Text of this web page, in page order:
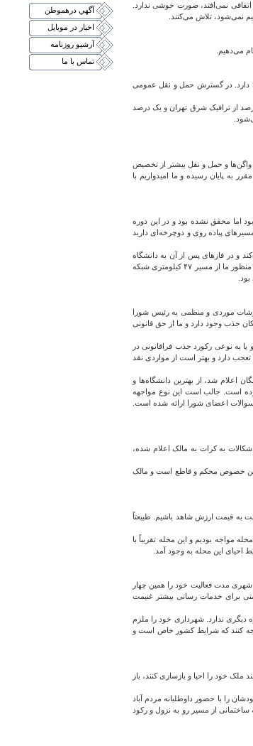
آگهي درهموطن
اخبار در موبايل
آرشيو روزنامه
تماس با ما
نمی‌افتد، صورت خوشی ندارد.
نمی‌شود، تلاش می‌کنند.
می‌دهیم.
دارد. در گسترش حمل و نقل عمومی
درصد از ترافیک شرق تهران و یک درصد
واگن‌ها و حمل و نقل بیشتر از تخصیص
به پایان رسیده و ما امیدواریم با
مطرح شده بود اما محقق نشده بود و در این دوره
قرار دارد. با انجام این پروژه در تهران مسیرهای پیاده روی و دوچرخه‌ای دارید
پیدا می‌کند و در فازهای پس از آن به دانشگاه
شهید بهشتی می‌رسد. این پروژه یک شبکه از مسیرهای جدید برای شهر تهران خواهد بود. در بهمن ماه مسیر ۴۷ کیلومتر و احتمالاً در اسفند به ۶۰ کیلومتر می‌رسد و در پایان بهار به حدود ۸۰ کیلومتر خواهد رسید. البته منظور ما از مسیر ۴۷ کیلومتری شبکه
است و گزارشات موردی و منظمی به رئیس شورا
جذب وجود دارد و ما از حق قانونی
به نوعی رکورد جذب فراقانونی در
دارد و بهتر است از مواردی نقد
اعلام شد، از بهترین دانشگاه‌ها و
است. جالب است این نوع مواجهه
بارها و بارها گزارشات و پاسخ به سوالات اعضای شورا ارائه شده است.
به کرات به مالک اعلام شده،
در این خصوص محکم و قاطع است و مالک
به قیمت ارزش شاهد باشیم. طبیعتاً
مواجه بودیم و این محله تقریباً با
این محله به وجود آمد.
مدت فعالیت خود را همین چهار
برای خدمات رسانی بیشتر غنیمت
ندارد. شهرداری خود را ملزم
کنند که شرایط کشور خاص است و
خود را احیا و بازسازی کنند، باز
را با حضور داوطلبانه مردم آباد
با ۶ ماه و یک سال برطرف شود اما با افزایش صدور پروانه ساختمانی از مسیر رو به نزول و رکود